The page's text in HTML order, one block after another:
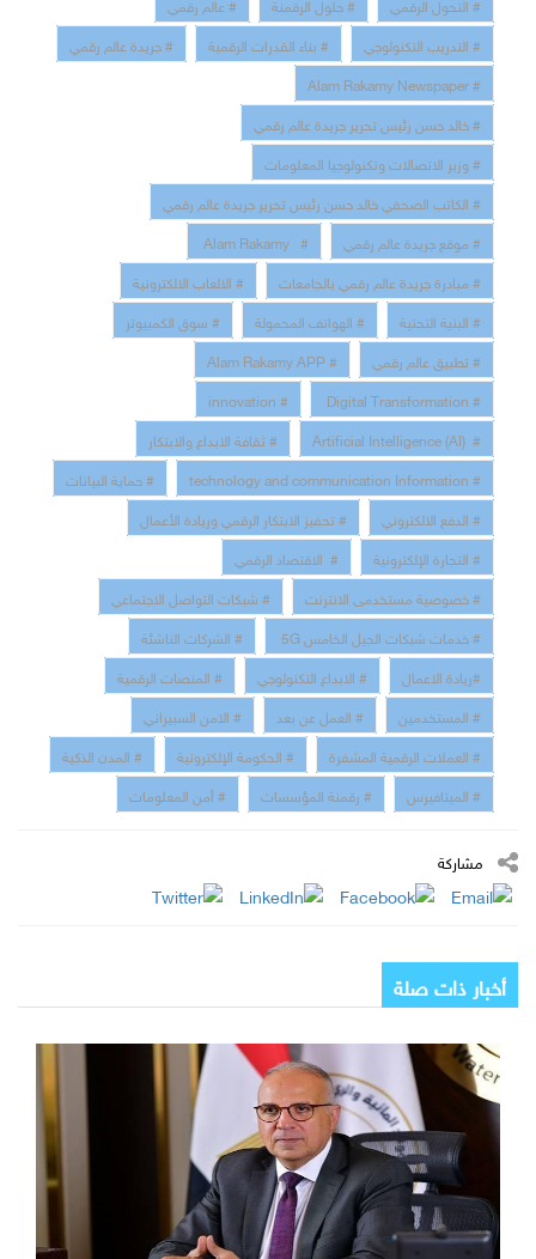
# التدريب التكنولوجي
# بناء القدرات الرقمية
# جريدة عالم رقمي
# Alam Rakamy Newspaper
# خالد حسن رئيس تحرير جريدة عالم رقمي
# وزير الاتصالات وتكنولوجيا المعلومات
# الكاتب الصحفي خالد حسن رئيس تحرير جريدة عالم رقمي
# موقع جريدة عالم رقمي
# Alam Rakamy
# مبادرة جريدة عالم رقمي بالجامعات
# الالعاب الالكترونية
# البنية التحتية
# الهواتف المحمولة
# سوق الكمبيوتر
# تطبيق عالم رقمي
# Alam Rakamy APP
# Digital Transformation
# innovation
# Artificial Intelligence (AI)
# ثقافة الابداع والابتكار
# technology and communication Information
# حماية البيانات
# الدفع الالكتروني
# تحفيز الابتكار الرقمي وريادة الأعمال
# التجارة الإلكترونية
# الاقتصاد الرقمي
# خصوصية مستخدمى الانترنت
# شبكات التواصل الاجتماعي
# خدمات شبكات الجيل الخامس 5G
# الشركات الناشئة
#ريادة الاعمال
# الابداع التكنولوجي
# المنصات الرقمية
# المستخدمين
# العمل عن بعد
# الامن السبيراني
# العملات الرقمية المشفرة
# الحكومة الإلكترونية
# المدن الذكية
# الميتافيرس
# رقمنة المؤسسات # أمن المعلومات
مشاركة
أخبار ذات صلة